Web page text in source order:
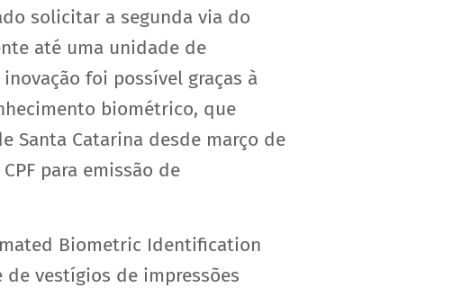
solicitar a segunda via do
até uma unidade de
foi possível graças à
biométrico, que
Santa Catarina desde março de
para emissão de
Biometric Identification
vestígios de impressões